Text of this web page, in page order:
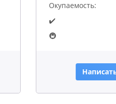
Окупаемость:
✔️
🚇